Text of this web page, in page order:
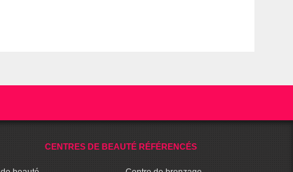
CENTRES DE BEAUTÉ RÉFÉRENCÉS